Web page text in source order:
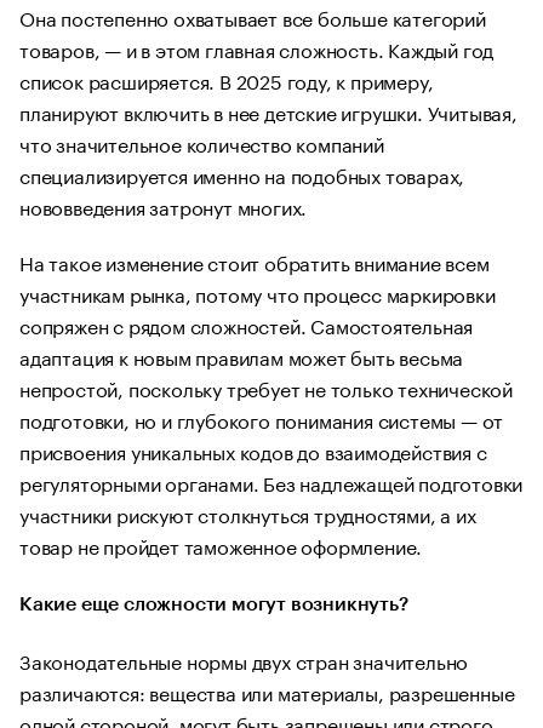
Она постепенно охватывает все больше категорий
товаров, — и в этом главная сложность. Каждый год
список расширяется. В 2025 году, к примеру,
планируют включить в нее детские игрушки. Учитывая,
что значительное количество компаний
специализируется именно на подобных товарах,
нововведения затронут многих.
На такое изменение стоит обратить внимание всем
участникам рынка, потому что процесс маркировки
сопряжен с рядом сложностей. Самостоятельная
адаптация к новым правилам может быть весьма
непростой, поскольку требует не только технической
подготовки, но и глубокого понимания системы — от
присвоения уникальных кодов до взаимодействия с
регуляторными органами. Без надлежащей подготовки
участники рискуют столкнуться трудностями, а их
товар не пройдет таможенное оформление.
Какие еще сложности могут возникнуть?
Законодательные нормы двух стран значительно
различаются: вещества или материалы, разрешенные